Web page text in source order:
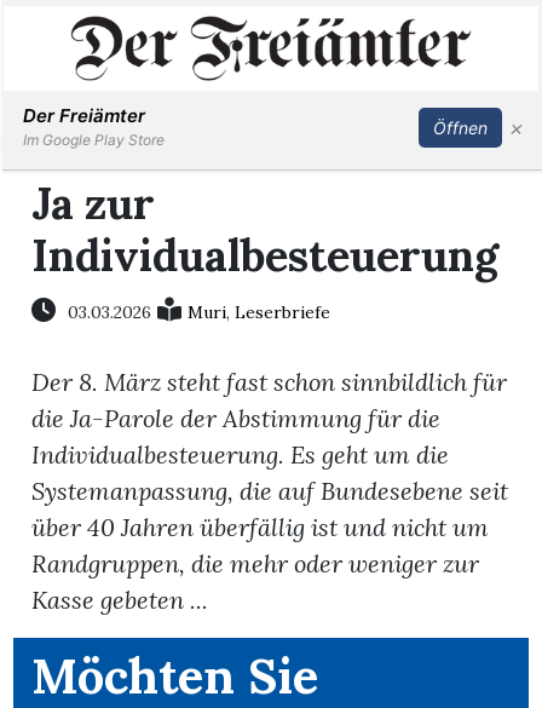
Immobilien
Veranstaltungen
Stellen
E-
Newsletter
App
Inserieren Abonnieren Anmelden
Ja zur
Individualbesteuerung
03.03.2026 Muri,Leserbriefe
Der 8. März steht fast schon sinnbildlich für
die Ja-Parole der Abstimmung für die
Individualbesteuerung. Es geht um die
Systemanpassung, die auf Bundesebene seit
über 40 Jahren überfällig ist und nicht um
Randgruppen, die mehr oder weniger zur
Kasse gebeten ...
Möchten Sie
Der Freiämter
Im Google Play Store
Öffnen ×